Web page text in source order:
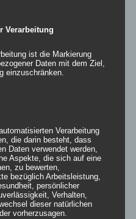
starkite
ist die Markierung
Daten mit dem Ziel,
einzuschränken.
Verarbeitung
die darin besteht, dass
Daten verwendet werden,
Aspekte, die sich auf eine
zu bewerten,
bezüglich Arbeitsleistung,
persönlicher
Verhalten,
dieser natürlichen
vorherzusagen.